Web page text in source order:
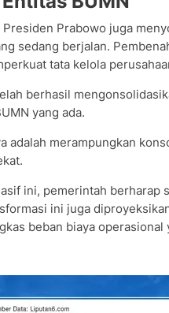
Prabowo juga
sedang berjalan.
tata kelola
berhasil
yang ada.
adalah merampungkan
ini, pemerintah berharap
ini juga
beban biaya operasional